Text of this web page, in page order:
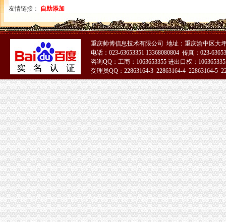
原告重庆高洁中央空调系统水处理有限公司起诉重庆市沙坪坝区人力资
重庆“山城百店无货”活动示范店出炉中华人民共和国商务部网站
重庆城市广告公司的广告牌被拆除,沙坪坝区应否补偿?-坚守良
【曾家两室一厅一卫|重庆二手房】-重庆房天下
重庆曾家附近站长招聘|重庆曾家附近站长职位信息汇总|重庆站长招聘
台中民宿~台中酒桶山曾家邨民宿
【2018年田家庵区曾家香功夫煲仔饭店新招聘信息_电话_地址】-赶
曾家老大VS曾老大,是不是同一个-家在深圳
曾家公司注销
第六批疑似失联募公布17家失联募已被注销_天天基金网
淮南公司注销：转让或合作教学淮南第一家甜品店家乐福巧芋工坊-淮
一家注销两家被合并支付牌照收紧趋势明显_IT_财经_中金在线
小贷公司融资难或迎新轮洗牌:一年注销超150家|瀚华|公司股东_凤凰
沪7家蜜饯企业被注销百味林立丰上“黑榜”_大申网_腾讯网
杨公桥公司注销
【重庆江北区公司注册代理|公司年检代办|代办注册公司价格】-重庆赶
百业网_为企业,做推广
【湘潭二手苹果iPhone4S手机交易市场_二手苹果iPhone4S手机价格
【玉溪二手手机-玉溪iPhone4s转让信息】-玉溪赶集网
友情链接： 自助添加
重庆帅博信息技术有限公司 地址：重庆渝中区大
电话：023-63653351 13368080804 传真：023-
咨询QQ：工商：1063653355 进出口权：
受理员QQ：22863164-3 22863164-4 22863164-5
51La